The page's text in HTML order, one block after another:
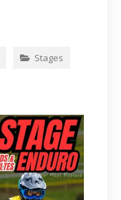
Stages